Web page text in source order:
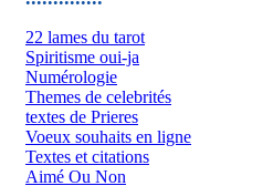
22 lames du tarot
Spiritisme oui-ja
Numérologie
Themes de celebrités
textes de Prieres
Voeux souhaits en ligne
Textes et citations
Aimé Ou Non